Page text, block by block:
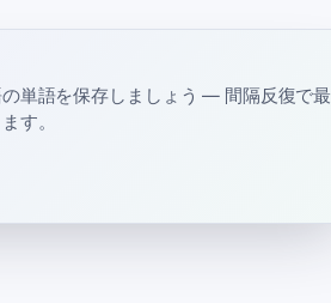
単語を保存しましょう — 間隔反復で最
す。